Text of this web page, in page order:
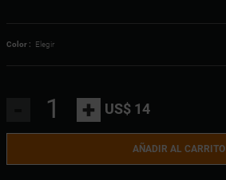
Color : Elegir
+ US$ 14
AÑADIR AL CARRITO